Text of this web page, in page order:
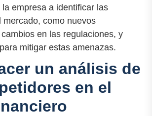
empresa a identificar las
mercado, como nuevos
en las regulaciones, y
mitigar estas amenazas.
un análisis de
en el